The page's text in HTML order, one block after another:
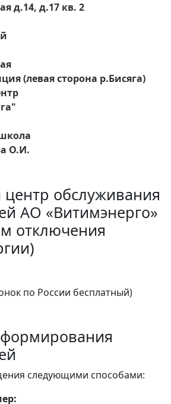
д.14, д.17 кв. 2
(левая сторона р.Бисяга)
О.И.
обслуживания
АО «Витимэнерго»
отключения
по России бесплатный)
следующими способами: